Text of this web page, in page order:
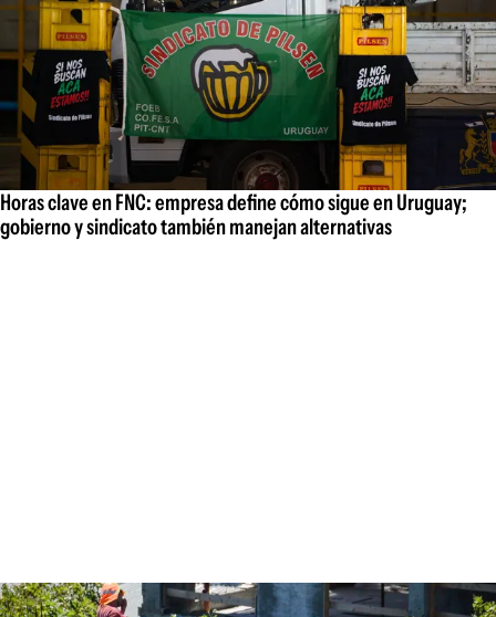
Horas clave en FNC: empresa define cómo sigue en Uruguay;
gobierno y sindicato también manejan alternativas